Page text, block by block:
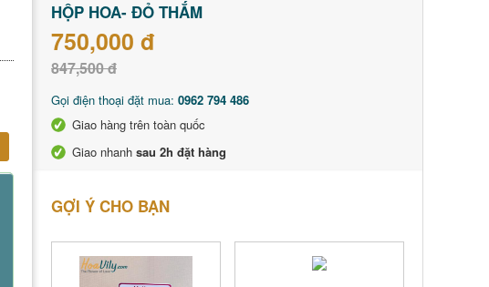
HỘP HOA- ĐỎ THẮM
750,000 đ
847,500 đ
Gọi điện thoại đặt mua: 0962 794 486
Giao hàng trên toàn quốc
Giao nhanh sau 2h đặt hàng
GỢI Ý CHO BẠN